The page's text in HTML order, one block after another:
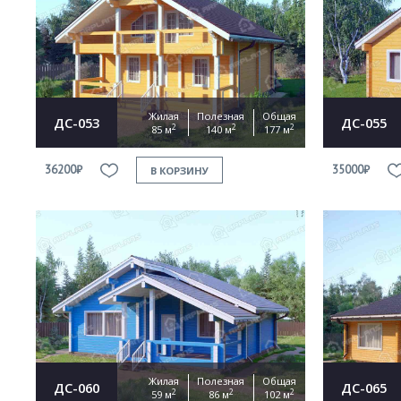
ДС-053
Жилая
85 м2
Полезная
140 м2
Общая
177 м2
36200₽ В КОРЗИНУ
ДС-055
35000₽
ДС-060
Жилая
59 м2
Полезная
86 м2
Общая
102 м2 ДС-065